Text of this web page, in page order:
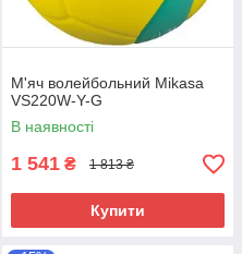
М'яч волейбольний Mikasa
VS220W-Y-G
В наявності
1 541 ₴ 1 813 ₴
Купити